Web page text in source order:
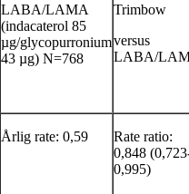
LABA/LAMA
(indacaterol 85
µg/glycopurronium
43 µg) N=768
Trimbow
versus
LABA/
Årlig rate: 0,59
Rate ratio:
0,848
0,995)­